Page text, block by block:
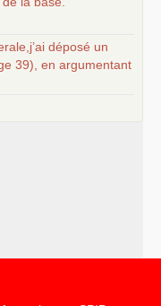
déposé un
39), en argumentant